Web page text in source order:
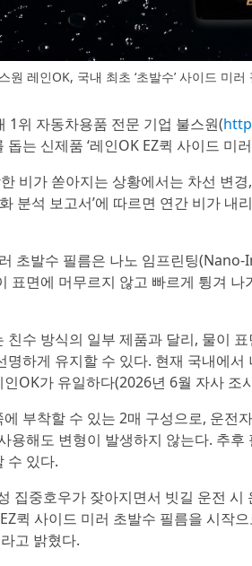
원 레인OK, 국내 최초 ‘초발수’ 사이드 미
1위 자동차용품 전문 기업 불스원(
는 신제품 ‘레인OK EZ퀵 사이드 미
비가 쏟아지는 상황에서는 차선 변
분석 보고서’에 따르면 연간 비가
초발수 필름은 나노 임프린팅
표면에 머무르지 않고 빠르게 튕겨
친수 방식의 일부 제품과 달리, 물이
명하게 유지할 수 있다. 현재 국내에
OK가 유일하다(2026년 6월 자사 조
부착할 수 있는 2매 구성으로, 운전
용해도 변형이 발생하지 않는다. 추
수 있다.
집중호우가 잦아지면서 빗길 운전
퀵 사이드 미러 초발수 필름을 시작
고 밝혔다.